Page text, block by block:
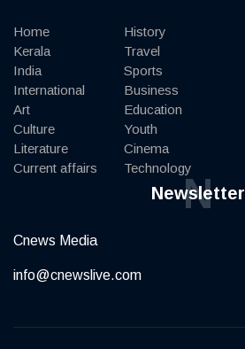
Home
Kerala
India
International
Art
Culture
Literature
Current affairs
History
Travel
Sports
Business
Education
Youth
Cinema
Technology
Newsletter
N
Cnews Media
info@cnewslive.com